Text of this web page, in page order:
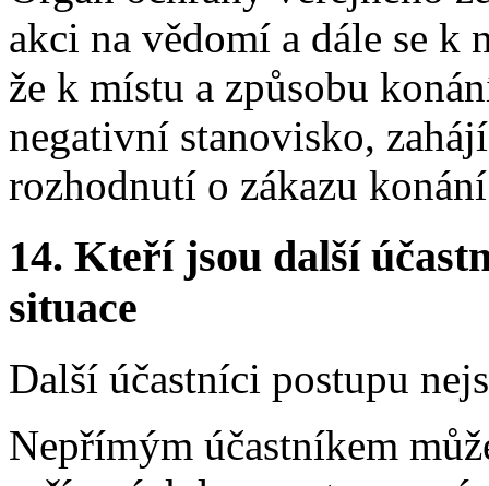
akci na vědomí a dále se k
že k místu a způsobu
negativní stanovisko,
rozhodnutí o zákazu
14. Kteří jsou další
situace
Další účastníci postupu
Nepřímým účastníkem